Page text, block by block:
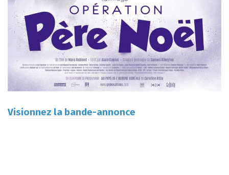
Visionnez la bande-annonce